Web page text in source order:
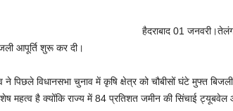
हैदराबाद 01
आपूर्ति शुरू कर दी।
पिछले विधानसभा चुनाव में कृषि क्षेत्र को चौबीसों घंटे मुफ्त
महत्व है क्योंकि राज्य में 84 प्रतिशत जमीन की सिंचाई ट्यूबवेल